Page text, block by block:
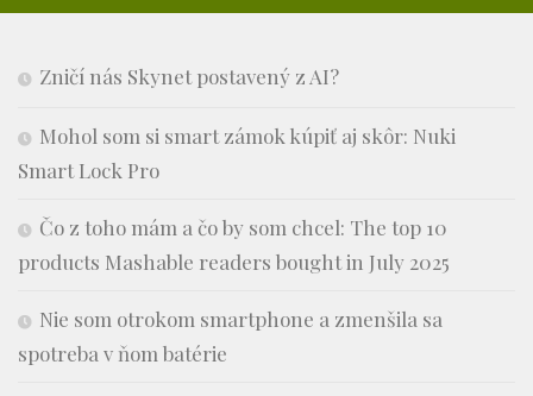
Zničí nás Skynet postavený z AI?
Mohol som si smart zámok kúpiť aj skôr: Nuki
Smart Lock Pro
Čo z toho mám a čo by som chcel: The top 10
products Mashable readers bought in July 2025
Nie som otrokom smartphone a zmenšila sa
spotreba v ňom batérie